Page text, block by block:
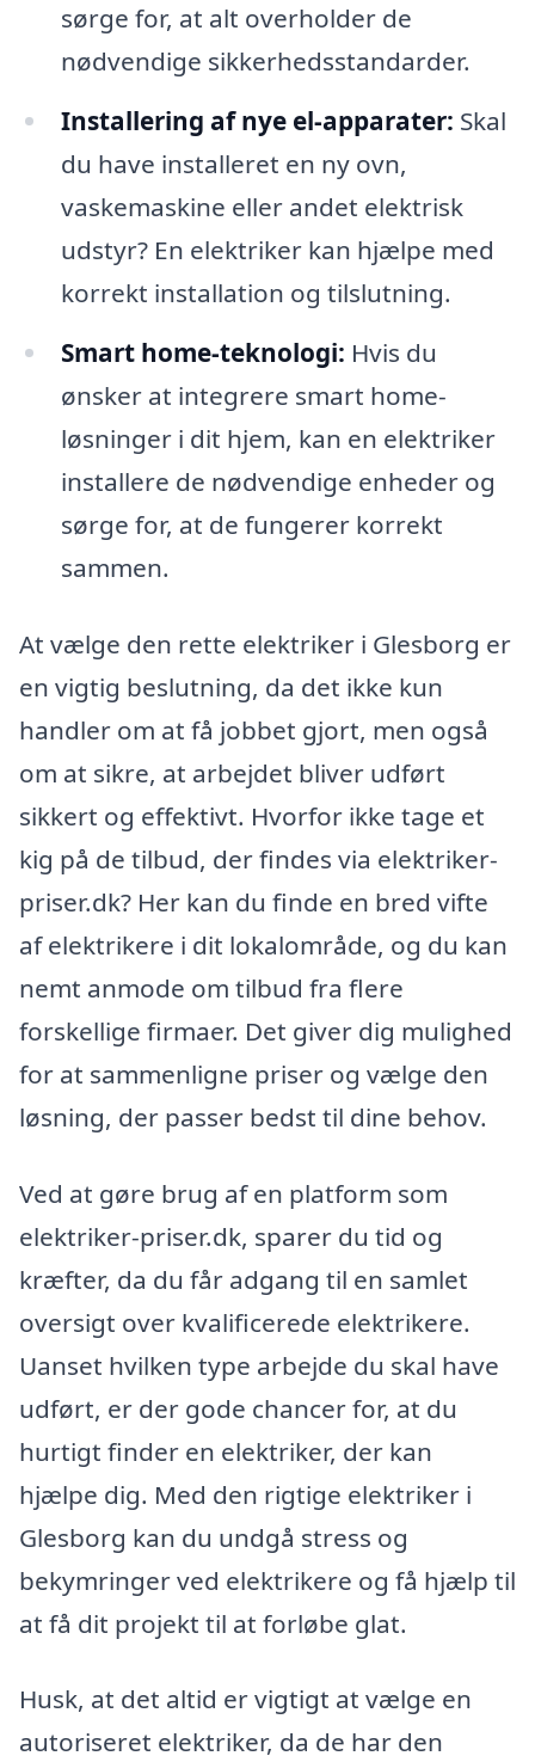
sørge for, at alt overholder de
nødvendige sikkerhedsstandarder.
Installering af nye el-apparater: Skal
du have installeret en ny ovn,
vaskemaskine eller andet elektrisk
udstyr? En elektriker kan hjælpe med
korrekt installation og tilslutning.
Smart home-teknologi: Hvis du
ønsker at integrere smart home-
løsninger i dit hjem, kan en elektriker
installere de nødvendige enheder og
sørge for, at de fungerer korrekt
sammen.
At vælge den rette elektriker i Glesborg er
en vigtig beslutning, da det ikke kun
handler om at få jobbet gjort, men også
om at sikre, at arbejdet bliver udført
sikkert og effektivt. Hvorfor ikke tage et
kig på de tilbud, der findes via elektriker-
priser.dk? Her kan du finde en bred vifte
af elektrikere i dit lokalområde, og du kan
nemt anmode om tilbud fra flere
forskellige firmaer. Det giver dig mulighed
for at sammenligne priser og vælge den
løsning, der passer bedst til dine behov.
Ved at gøre brug af en platform som
elektriker-priser.dk, sparer du tid og
kræfter, da du får adgang til en samlet
oversigt over kvalificerede elektrikere.
Uanset hvilken type arbejde du skal have
udført, er der gode chancer for, at du
hurtigt finder en elektriker, der kan
hjælpe dig. Med den rigtige elektriker i
Glesborg kan du undgå stress og
bekymringer ved elektrikere og få hjælp til
at få dit projekt til at forløbe glat.
Husk, at det altid er vigtigt at vælge en
autoriseret elektriker, da de har den